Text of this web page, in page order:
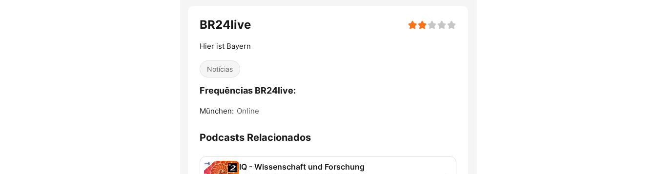
BR24live
Hier ist Bayern
Notícias
Frequências BR24live:
München: Online
Podcasts Relacionados
IQ - Wissenschaft und Forschung